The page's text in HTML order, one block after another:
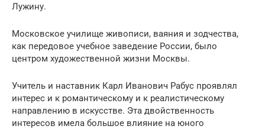
Лужину.
Московское училище живописи, ваяния и зодчества,
как передовое учебное заведение России, было
центром художественной жизни Москвы.
Учитель и наставник Карл Иванович Рабус проявлял
интерес и к романтическому и к реалистическому
направлению в искусстве. Эта двойственность
интересов имела большое влияние на юного